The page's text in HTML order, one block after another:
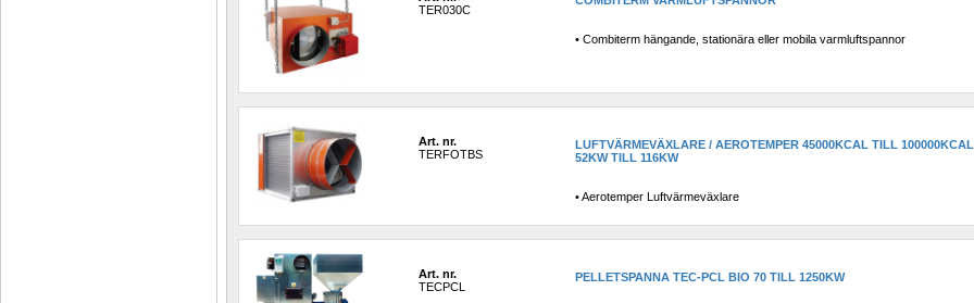
TER030C
• Combiterm hängande, stationära eller mobila varmluftspannor
Art. nr.
TERFOTBS
LUFTVÄRMEVÄXLARE / AEROTEMPER 45000KCAL TILL
52KW TILL 116KW
• Aerotemper Luftvärmeväxlare
Art. nr.
TECPCL
PELLETSPANNA TEC-PCL BIO 70 TILL 1250KW